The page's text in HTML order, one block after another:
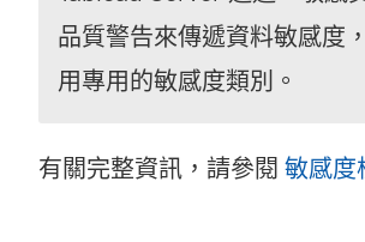
品質警告來傳遞資料敏感度
用專用的敏感度類別。
有關完整資訊，請參閱 敏感度